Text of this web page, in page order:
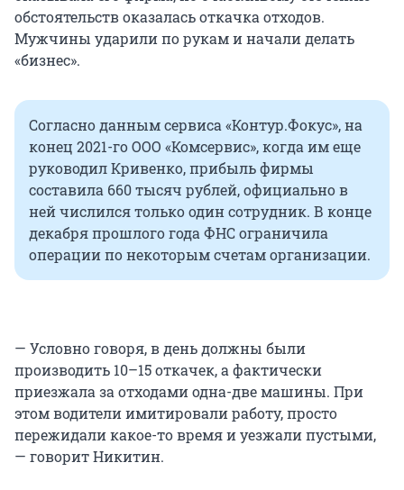
обстоятельств оказалась откачка отходов.
Мужчины ударили по рукам и начали делать
«бизнес».
Согласно данным сервиса «Контур.Фокус», на
конец 2021-го ООО «Комсервис», когда им еще
руководил Кривенко, прибыль фирмы
составила 660 тысяч рублей, официально в
ней числился только один сотрудник. В конце
декабря прошлого года ФНС ограничила
операции по некоторым счетам организации.
— Условно говоря, в день должны были
производить 10–15 откачек, а фактически
приезжала за отходами одна-две машины. При
этом водители имитировали работу, просто
пережидали какое-то время и уезжали пустыми,
— говорит Никитин.